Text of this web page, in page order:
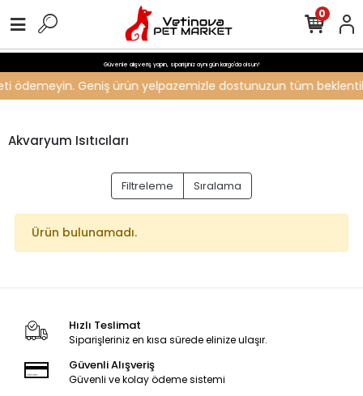
Güvenle alışveriş yapın, siparişiniz aynı gün kargo'da olsun!
ödemeyin. Geniş ürün yelpazemizle dostunuzun tüm
0
Akvaryum Isıtıcıları
Filtreleme Sıralama
Ürün bulunamadı.
Hızlı Teslimat
Siparişleriniz en kısa sürede elinize ulaşır.
Güvenli Alışveriş
Güvenli ve kolay ödeme sistemi